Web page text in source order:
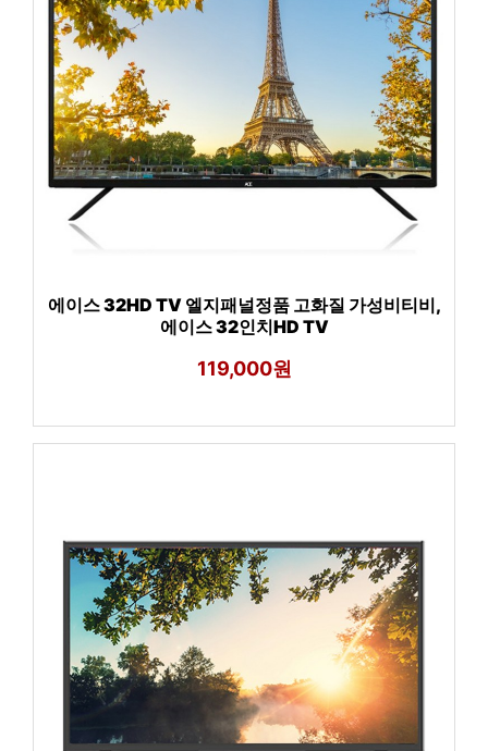
에이스 32HD TV 엘지패널정품 고화질 가성비티비,
에이스 32인치HD TV
119,000원